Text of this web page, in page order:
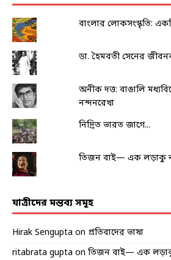
বাংলার লোকসংস্কৃতি:
ডা. হৈমবতী সেনের
অনীক দত্ত: বাঙালি
নন্দনরেখা
নিদ্রিত ভারত জাগে...
তিজন বাই— এক লড়াকু
যাত্রীদের মন্তব্য সমূহ
Hirak Sengupta on প্রতিবাদের ভাষা
ritabrata gupta on তিজন বাই— এক লড়াকু